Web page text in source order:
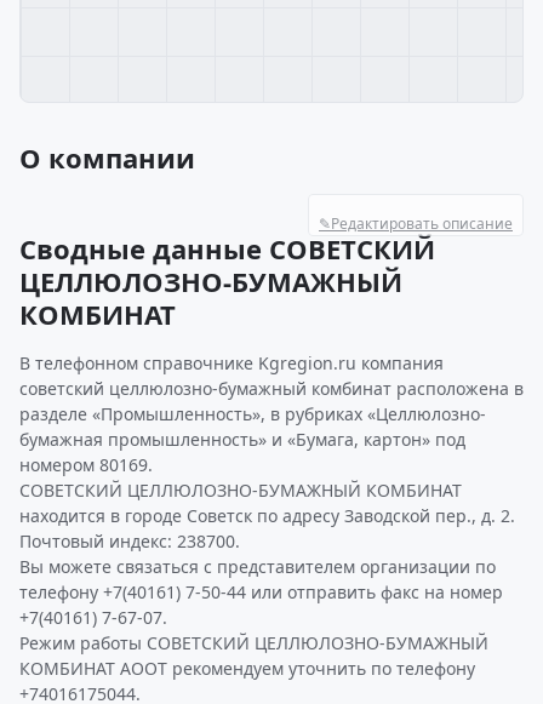
О компании
✎Редактировать описание
Сводные данные СОВЕТСКИЙ
ЦЕЛЛЮЛОЗНО-БУМАЖНЫЙ
КОМБИНАТ
В телефонном справочнике Kgregion.ru компания
советский целлюлозно-бумажный комбинат расположена в
разделе «Промышленность», в рубриках «Целлюлозно-
бумажная промышленность» и «Бумага, картон» под
номером 80169.
СОВЕТСКИЙ ЦЕЛЛЮЛОЗНО-БУМАЖНЫЙ КОМБИНАТ
находится в городе Советск по адресу Заводской пер., д. 2.
Почтовый индекс: 238700.
Вы можете связаться с представителем организации по
телефону +7(40161) 7-50-44 или отправить факс на номер
+7(40161) 7-67-07.
Режим работы СОВЕТСКИЙ ЦЕЛЛЮЛОЗНО-БУМАЖНЫЙ
КОМБИНАТ АООТ рекомендуем уточнить по телефону
+74016175044.